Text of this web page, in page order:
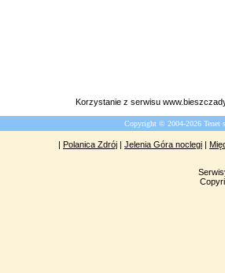
Korzystanie z serwisu
Copyright © 2004-2026
| Polanica Zdrój | Jelenia Góra noclegi |